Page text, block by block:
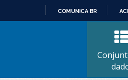
CONTEÚDO
COMUNICA BR